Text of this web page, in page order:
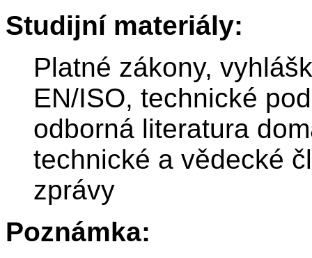
Studijní materiály:
Platné zákony,
EN/ISO, technické
odborná literatura
technické a vědecké
zprávy
Poznámka: